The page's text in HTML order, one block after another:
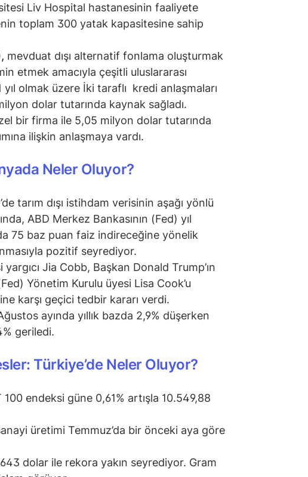
Liv Hospital hastanesinin faaliyete
toplam 300 yatak kapasitesine sahip
mevduat dışı alternatif fonlama oluşturmak
etmek amacıyla çeşitli uluslararası
olmak üzere İki taraflı kredi anlaşmaları
dolar tutarında kaynak sağladı.
bir firma ile 5,05 milyon dolar tutarında
ilişkin anlaşmaya vardı.
Neler Oluyor?
tarım dışı istihdam verisinin aşağı yönlü
ABD Merkez Bankasının (Fed) yıl
75 baz puan faiz indireceğine yönelik
pozitif seyrediyor.
Jia Cobb, Başkan Donald Trump’ın
Yönetim Kurulu üyesi Lisa Cook’u
karşı geçici tedbir kararı verdi.
ayında yıllık bazda 2,9% düşerken
geriledi.
Türkiye’de Neler Oluyor?
100 endeksi güne 0,61% artışla 10.549,88
üretimi Temmuz’da bir önceki aya göre
dolar ile rekora yakın seyrediyor. Gram